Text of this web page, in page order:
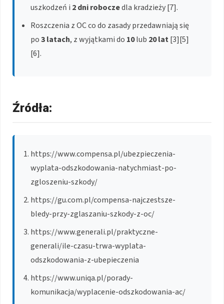
uszkodzeń i 2 dni roboczedla kradzieży [7].
Roszczenia z OC co do zasady przedawniają się
po3 latach, z wyjątkami do 10lub 20 lat[3][5]
[6].
Źródła:
https://www.compensa.pl/ubezpieczenia-
wyplata-odszkodowania-natychmiast-po-
zgloszeniu-szkody/
https://gu.com.pl/compensa-najczestsze-
bledy-przy-zglaszaniu-szkody-z-oc/
https://www.generali.pl/praktyczne-
generali/ile-czasu-trwa-wyplata-
odszkodowania-z-ubepieczenia
https://www.uniqa.pl/porady-
komunikacja/wyplacenie-odszkodowania-ac/